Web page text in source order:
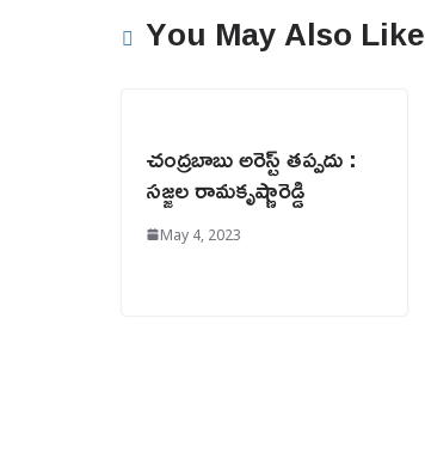
You May Also Like
చంద్రబాబు అరెస్ట్ తప్పదు :
సజ్జల రామకృష్ణారెడ్డి
May 4, 2023